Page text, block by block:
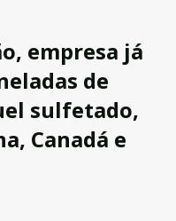
empresa já
de
sulfetado,
Canadá e